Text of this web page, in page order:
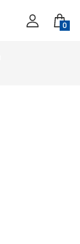
0